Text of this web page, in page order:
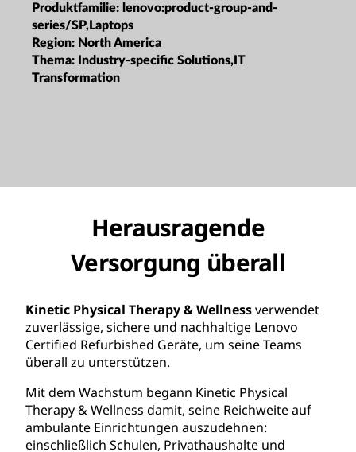
Produktfamilie: lenovo:product-group-and-
series/SP,Laptops
Region: North America
Thema: Industry-specific Solutions,IT
Transformation
Herausragende
Versorgung überall
Kinetic Physical Therapy & Wellnessverwendet
zuverlässige, sichere und nachhaltige Lenovo
Certified Refurbished Geräte, um seine Teams
überall zu unterstützen.
Mit dem Wachstum begann Kinetic Physical
Therapy & Wellness damit, seine Reichweite auf
ambulante Einrichtungen auszudehnen:
einschließlich Schulen, Privathaushalte und